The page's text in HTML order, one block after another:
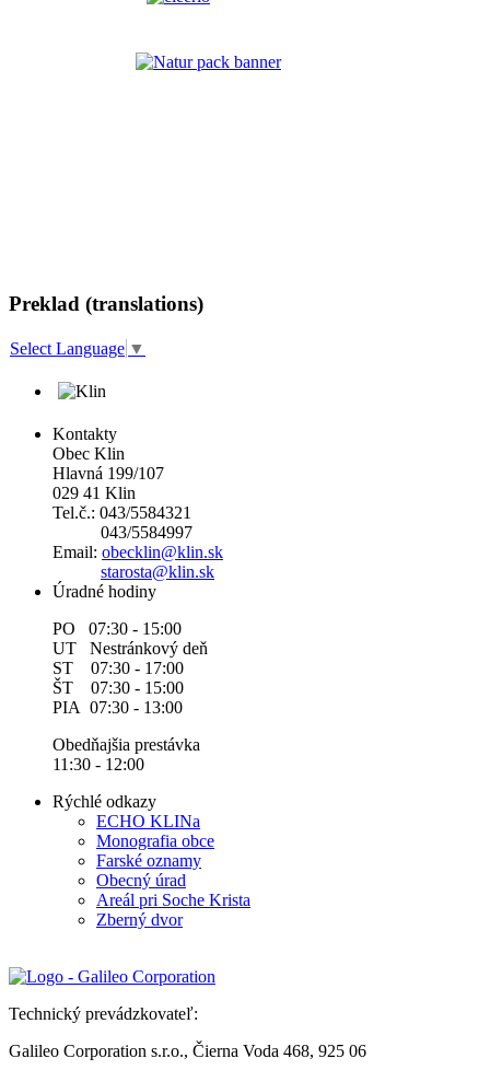
Preklad (translations)
Select Language ▼
Kontakty
Obec Klin
Hlavná 199/107
029 41 Klin
Tel.č.: 043/5584321
043/5584997
Email: obecklin@klin.sk
starosta@klin.sk
Úradné hodiny
PO 07:30 - 15:00
UT Nestránkový deň
ST 07:30 - 17:00
ŠT 07:30 - 15:00
PIA 07:30 - 13:00
Obedňajšia prestávka
11:30 - 12:00
Rýchlé odkazy
ECHO KLINa
Monografia obce
Farské oznamy
Obecný úrad
Areál pri Soche Krista
Zberný dvor
Technický prevádzkovateľ:
Galileo Corporation s.r.o., Čierna Voda 468, 925 06